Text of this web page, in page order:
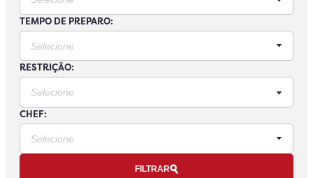
TEMPO DE PREPARO:
RESTRIÇÃO:
CHEF:
FILTRAR